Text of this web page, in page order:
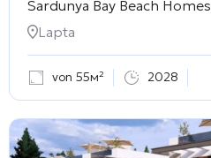
Sardunya Bay Beach Homes
Lapta
von 55м² 2028